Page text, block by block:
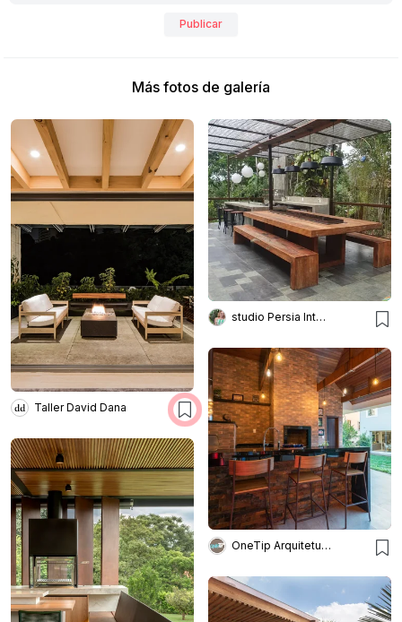
Publicar
Más fotos de galería
Taller David Dana
studio Persia Interiores
OneTip Arquitetura e Engenharia